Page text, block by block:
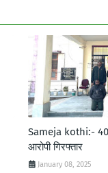
Sameja kothi:- 40
आरोपी गिरफ्तार
January 08, 2025